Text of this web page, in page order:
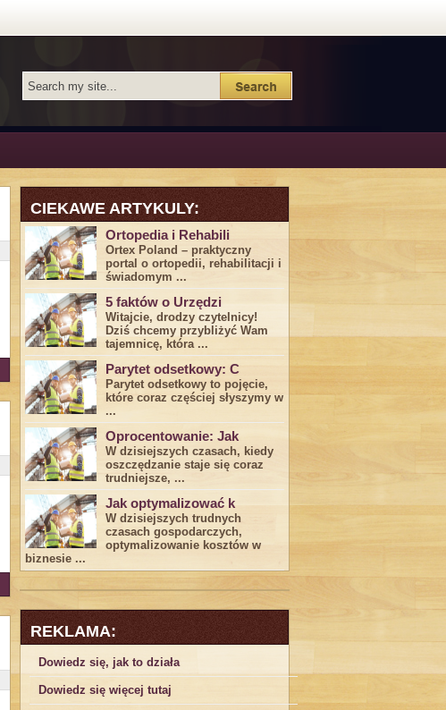
CIEKAWE ARTYKULY:
Ortopedia i Rehabili
Ortex Poland – praktyczny
portal o ortopedii, rehabilitacji i
świadomym ...
5 faktów o Urzędzi
Witajcie, drodzy czytelnicy!
Dziś chcemy przybliżyć ⁣Wam ​
tajemnicę,⁤ która ...
Parytet odsetkowy: C
Parytet odsetkowy to pojęcie,
które coraz częściej słyszymy w
...
Oprocentowanie: Jak
W dzisiejszych czasach, kiedy
‍oszczędzanie​ staje się coraz
trudniejsze,⁣ ...
Jak optymalizować k
W dzisiejszych trudnych⁤
czasach gospodarczych,
optymalizowanie ‌kosztów w
biznesie ...
REKLAMA:
Dowiedz się, jak to działa
Dowiedz się więcej tutaj